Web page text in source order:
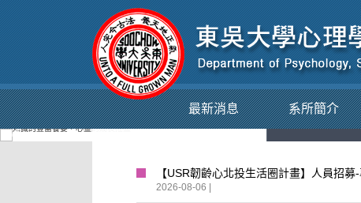
最新消息 系所簡介
系辦公告 學術
【USR韌齡心北投生活圈計畫】人員招募
2026-08-06 |